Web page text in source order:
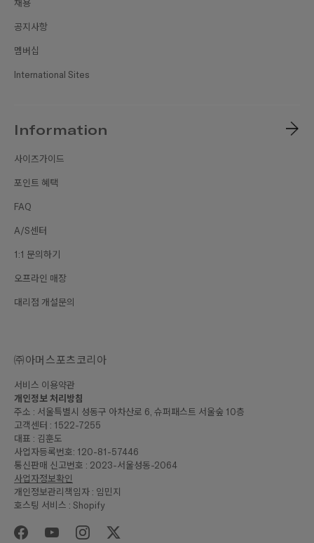
합계
채용
공지사항
멤버십
International Sites
Information
사이즈가이드
포인트 혜택
FAQ
A/S센터
1:1 문의하기
오프라인 매장
대리점 개설문의
㈜아머스포츠코리아
서비스 이용약관
개인정보 처리방침
주소 : 서울특별시 성동구 아차산로 6, 슈퍼패스트 서울숲 10층
고객센터 : 1522-7255
대표 : 김훈도
사업자등록번호: 120-81-57446
통신판매 신고번호 : 2023-서울성동-2064
사업자정보확인
개인정보관리책임자 : 임민지
호스팅 서비스 : Shopify